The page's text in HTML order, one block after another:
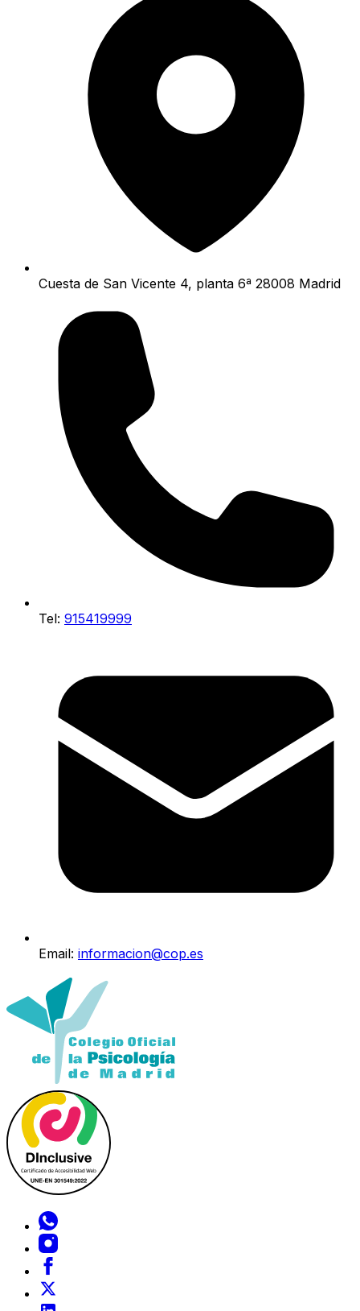
Cuesta de San Vicente 4, planta 6ª 28008 Madrid
Tel: 915419999
Email: informacion@cop.es